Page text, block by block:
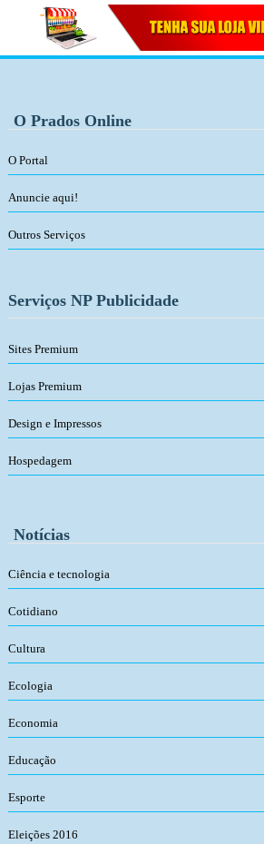
O Prados Online
O Portal
Anuncie aqui!
Outros Serviços
Serviços NP Publicidade
Sites Premium
Lojas Premium
Design e Impressos
Hospedagem
Notícias
Ciência e tecnologia
Cotidiano
Cultura
Ecologia
Economia
Educação
Esporte
Eleições 2016